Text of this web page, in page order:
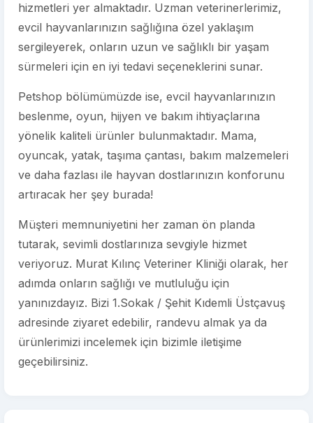
hizmetleri yer almaktadır. Uzman veterinerlerimiz,
evcil hayvanlarınızın sağlığına özel yaklaşım
sergileyerek, onların uzun ve sağlıklı bir yaşam
sürmeleri için en iyi tedavi seçeneklerini sunar.
Petshop bölümümüzde ise, evcil hayvanlarınızın
beslenme, oyun, hijyen ve bakım ihtiyaçlarına
yönelik kaliteli ürünler bulunmaktadır. Mama,
oyuncak, yatak, taşıma çantası, bakım malzemeleri
ve daha fazlası ile hayvan dostlarınızın konforunu
artıracak her şey burada!
Müşteri memnuniyetini her zaman ön planda
tutarak, sevimli dostlarınıza sevgiyle hizmet
veriyoruz. Murat Kılınç Veteriner Kliniği olarak, her
adımda onların sağlığı ve mutluluğu için
yanınızdayız. Bizi 1.Sokak / Şehit Kıdemli Üstçavuş
adresinde ziyaret edebilir, randevu almak ya da
ürünlerimizi incelemek için bizimle iletişime
geçebilirsiniz.